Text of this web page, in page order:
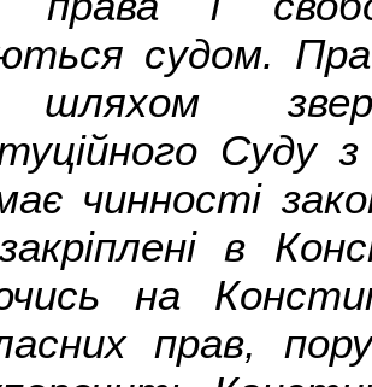
судом.
шляхом
Суду
чинності
в
на
прав,